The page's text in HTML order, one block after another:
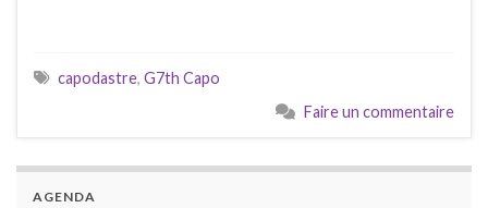
capodastre, G7th Capo
Faire un commentaire
AGENDA